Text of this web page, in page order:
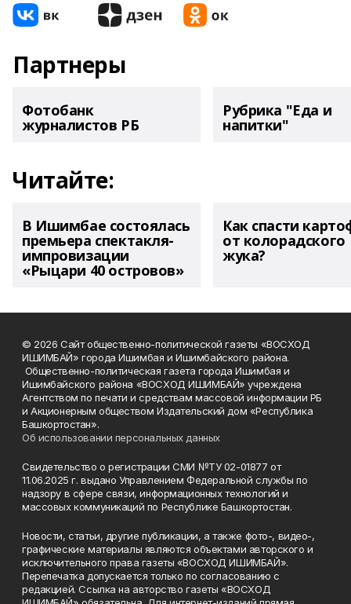
Партнеры
Фотобанк
журналистов РБ
Рубрика "Еда и
напитки"
Читайте:
В Ишимбае состоялась
премьера спектакля-
импровизации
«Рыцари 40 островов»
Как спасти
от колорадского
жука?
© 2026 Сайт общественно-политической газеты «ВОСХОД
ИШИМБАЙ» города Ишимбая и Ишимбайского района.
Общественно-политическая газета города Ишимбая и
Ишимбайского района «ВОСХОД ИШИМБАЙ» учреждена
Агентством по печати и средствам массовой информации РБ
и Акционерным обществом Издательский дом «Республика
Башкортостан».
Об использовании персональных данных
Свидетельство о регистрации СМИ №ТУ 02-01877 от
11.06.2025 г. выдано Управлением Федеральной службы по
надзору в сфере связи, информационных технологий и
массовых коммуникаций по Республике Башкортостан.
Новости, статьи, другие публикации, а также фото-, видео-,
графические материалы являются объектами авторского и
исключительного права газеты «ВОСХОД ИШИМБАЙ».
Перепечатка допускается только по согласованию с
редакцией. Ссылка на авторство газеты «ВОСХОД